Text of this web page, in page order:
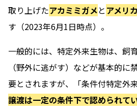
取り上げたアカミミガメと アメリ
す（2023年6月1日時点）。
一般的には、特定外来生物は、飼
（野外に逃がす）などが基本的に
要とされますが、「条件付特定外
譲渡は一定の条件下で認められて